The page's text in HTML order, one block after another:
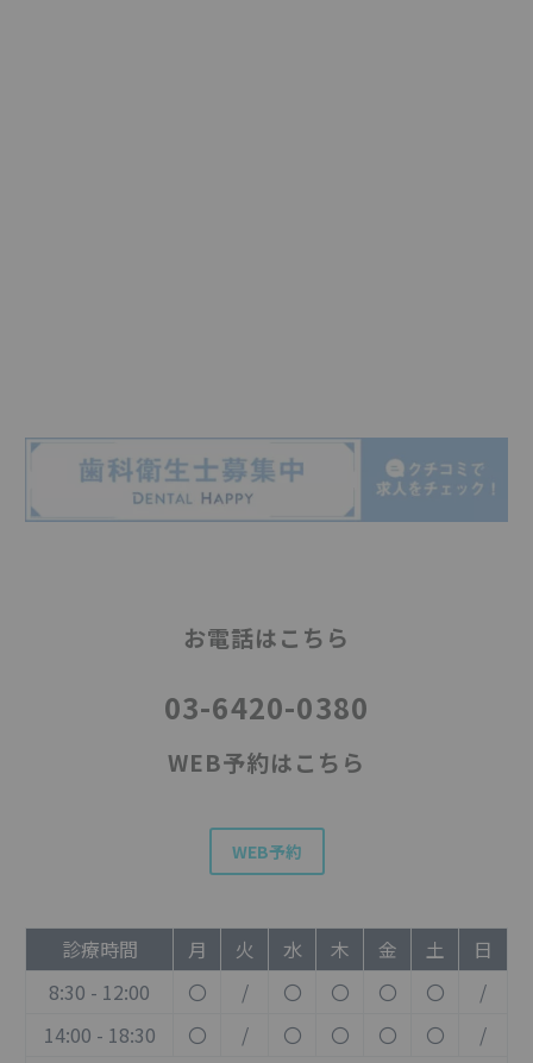
お電話はこちら
03-6420-0380
WEB予約はこちら
WEB予約
診療時間 月 火 水 木 金 土
日
8:30 - 12:00
〇 / 〇 〇 〇 〇
/
14:00 - 18:30
〇 / 〇 〇 〇 〇
/